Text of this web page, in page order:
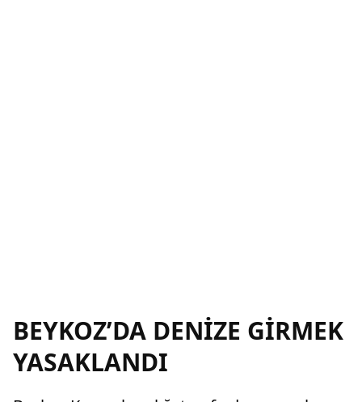
BEYKOZ’DA DENİZE GİRMEK
YASAKLANDI